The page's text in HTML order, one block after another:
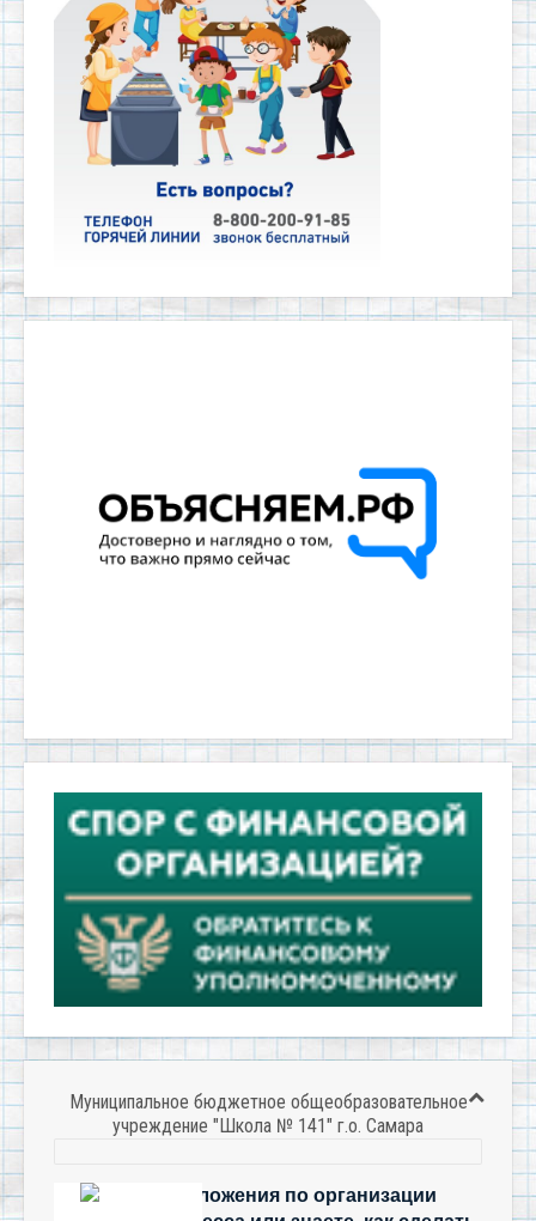
Муниципальное бюджетное общеобразовательное
учреждение "Школа № 141" г.о. Самара
Есть предложения по организации